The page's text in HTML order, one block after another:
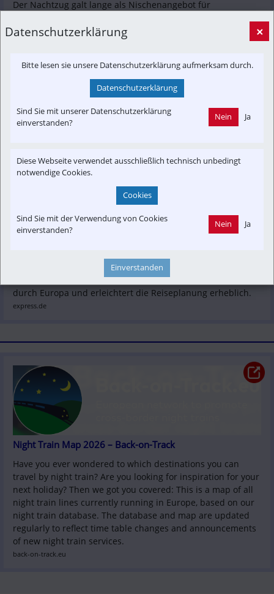
Der Nachtzug galt lange als Nischenangebot für
uns das Reisen mit dem Nachtzug zusammen mit Patrick
Neumann vom "Back on Track e.V." genauer angeschaut.
Genialer Reise-Trick: Interaktive Karte zeigt 205 Nachtzug-
Urlaub im Schlaf statt im Flieger? Eine neue interaktive
Karte von Back-on-Track.eu zeigt 205 Nachtzug-Routen quer
durch Europa und erleichtert die Reiseplanung erheblich.
express.de
Night Train Map 2026 – Back-on-Track
Have you ever wondered to which destinations you can
travel by night train? Are you looking for inspiration for your
next holiday? Then we got you covered: This is a map of all
night train lines currently running in Europe, based on our
night train database. The database and map are updated
regularly to reflect time table changes and announcements
of new night train services.
back-on-track.eu
Datenschutzerklärung ×
Bitte lesen sie unsere Datenschutzerklärung aufmerksam durch.
Datenschutzerklärung
Sind Sie mit unserer Datenschutzerklärung
einverstanden?
Nein Ja
Diese Webseite verwendet ausschließlich technisch unbedingt
notwendige Cookies.
Cookies
Sind Sie mit der Verwendung von Cookies
einverstanden?
Nein Ja
Einverstanden